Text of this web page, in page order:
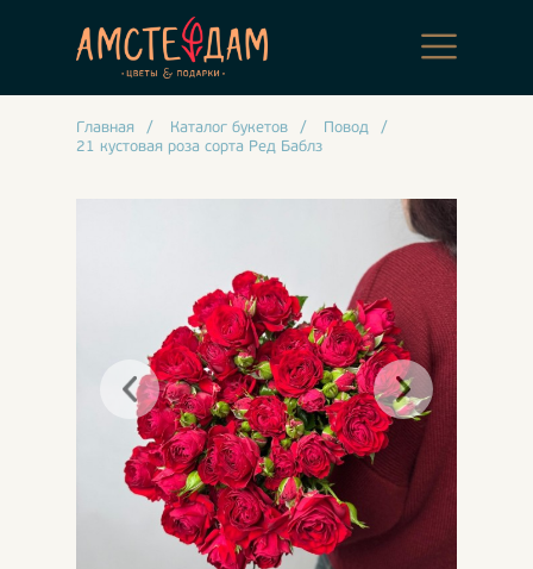
Главная / Каталог букетов / Повод
/
21 кустовая роза сорта Ред Баблз